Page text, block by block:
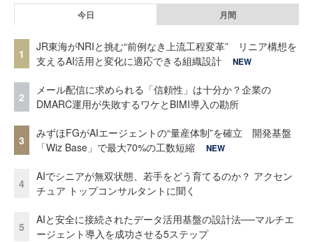
今日 月間
1
JR東海がNRIと挑む“前例なき上流工程変革” リニア構想を
支えるAI活用と変化に適応できる組織設計
NEW
2
メール配信に求められる「信頼性」は十分か？企業の
DMARC運用が失敗するワケとBIMI導入の勘所
3
みずほFGがAIエージェントの“量産体制”を確立 開発基盤
「Wiz Base」で最大70%の工数短縮
NEW
4
AIでシニアが無双状態、若手をどう育てるのか？ アクセン
チュア トップコンサルタントに聞く
5
AIと安全に接続されたデータ活用基盤の設計法──マルチエ
ージェント導入を成功させる5ステップ